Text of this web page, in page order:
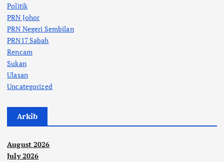
Politik
PRN Johor
PRN Negeri Sembilan
PRN17 Sabah
Rencam
Sukan
Ulasan
Uncategorized
Arkib
August 2026
July 2026